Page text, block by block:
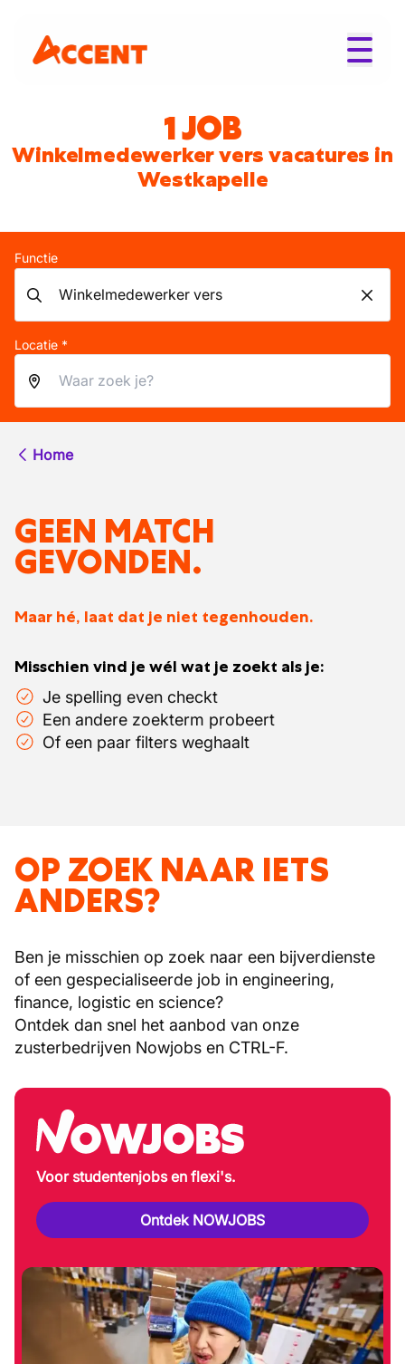
1 JOB
Winkelmedewerker vers vacatures in
Westkapelle
Functie
Locatie *
Home
GEEN MATCH
GEVONDEN.
Maar hé, laat dat je niet tegenhouden.
Misschien vind je wél wat je zoekt als je:
Je spelling even checkt
Een andere zoekterm probeert
Of een paar filters weghaalt
OP ZOEK NAAR IETS
ANDERS?
Ben je misschien op zoek naar een bijverdienste
of een gespecialiseerde job in engineering,
finance, logistic en science?
Ontdek dan snel het aanbod van onze
zusterbedrijven Nowjobs en CTRL-F.
Voor studentenjobs en flexi's.
Ontdek NOWJOBS